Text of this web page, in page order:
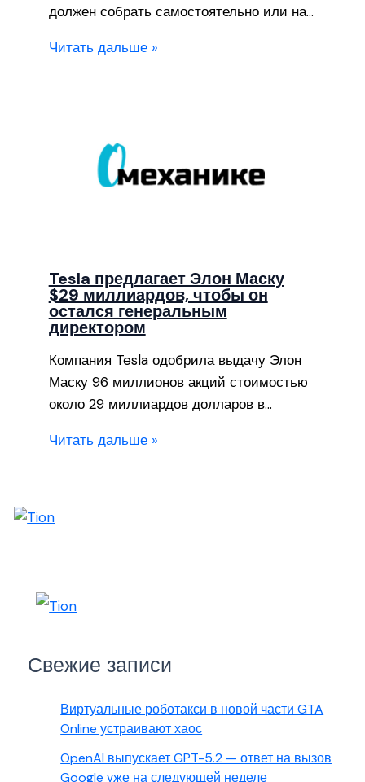
должен собрать самостоятельно или на…
Читать дальше »
Tesla предлагает Элон Маску
$29 миллиардов, чтобы он
остался генеральным
директором
Компания Tesla одобрила выдачу Элон
Маску 96 миллионов акций стоимостью
около 29 миллиардов долларов в…
Читать дальше »
Свежие записи
Виртуальные роботакси в новой части GTA
Online устраивают хаос
OpenAI выпускает GPT-5.2 — ответ на вызов
Google уже на следующей неделе